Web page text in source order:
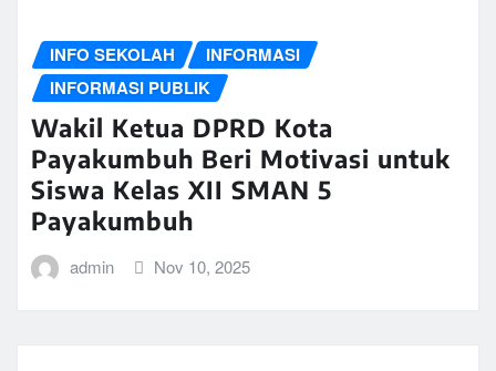
INFO SEKOLAH
INFORMASI
INFORMASI PUBLIK
Wakil Ketua DPRD Kota
Payakumbuh Beri Motivasi untuk
Siswa Kelas XII SMAN 5
Payakumbuh
admin Nov 10, 2025